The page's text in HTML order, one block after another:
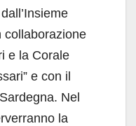
collaborazione
e la Corale
e con il
Nel
la